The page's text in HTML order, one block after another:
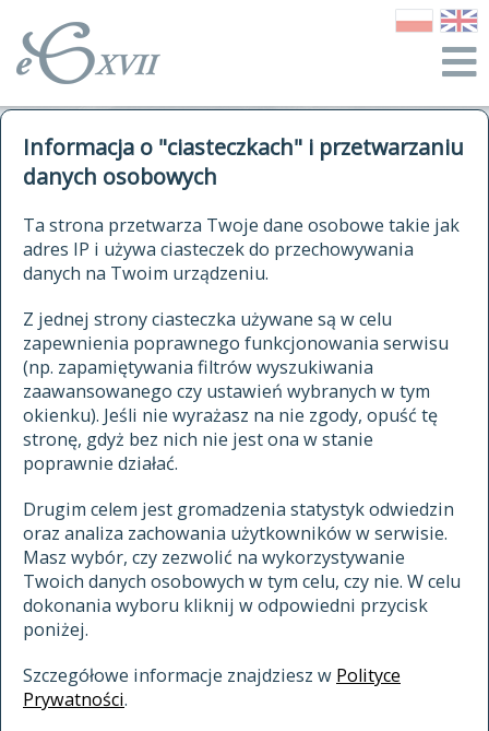
Informacja o "ciasteczkach" i przetwarzaniu
danych osobowych
Ta strona przetwarza Twoje dane osobowe takie jak
adres IP i używa ciasteczek do przechowywania
danych na Twoim urządzeniu.
Z jednej strony ciasteczka używane są w celu
zapewnienia poprawnego funkcjonowania serwisu
(np. zapamiętywania filtrów wyszukiwania
zaawansowanego czy ustawień wybranych w tym
okienku). Jeśli nie wyrażasz na nie zgody, opuść tę
stronę, gdyż bez nich nie jest ona w stanie
poprawnie działać.
Drugim celem jest gromadzenia statystyk odwiedzin
oraz analiza zachowania użytkowników w serwisie.
Masz wybór, czy zezwolić na wykorzystywanie
Twoich danych osobowych w tym celu, czy nie. W celu
dokonania wyboru kliknij w odpowiedni przycisk
poniżej.
Szczegółowe informacje znajdziesz w Polityce
Prywatności.
autorzy Słownika
historia
publikacje
źródła
autorzy tekstów źródłowych
zasady opracowania
statystyki
najnowsze hasła
ostatnio zmodyfikowane hasła
materiały archiwalne
cytowanie
kontakt
kwerendy
jak cytować Słownik
ELEKTRONICZNY SŁOWNIK
JĘZYKA POLSKIEGO
XVII I XVIII WIEKU
znajdź hasła
zaczynające się od